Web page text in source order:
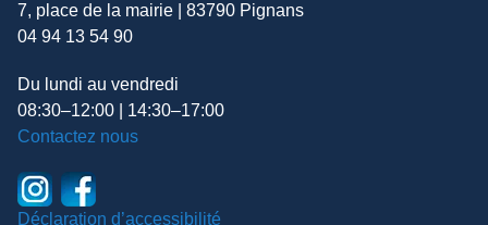
7, place de la mairie | 83790 Pignans
04 94 13 54 90
Du lundi au vendredi
08:30–12:00 | 14:30–17:00
Contactez nous
Déclaration d’accessibilité